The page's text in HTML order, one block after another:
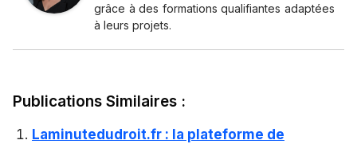
grâce à des formations qualifiantes adaptées
à leurs projets.
Publications Similaires :
Laminutedudroit.fr : la plateforme de